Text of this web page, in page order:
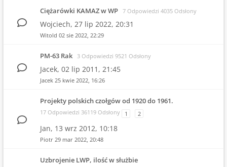
Ciężarówki KAMAZ w WP 7 Odpowiedzi 4035 Odsłony
Wojciech, 27 lip 2022, 20:31
Witold 02 sie 2022, 22:29
PM-63 Rak 3 Odpowiedzi 9521 Odsłony
Jacek, 02 lip 2011, 21:45
Jacek 25 kwie 2022, 16:26
Projekty polskich czołgów od 1920 do 1961.
17 Odpowiedzi 36119 Odsłony 1 2
Jan, 13 wrz 2012, 10:18
Piotr 29 mar 2022, 20:48
Uzbrojenie LWP, ilość w służbie